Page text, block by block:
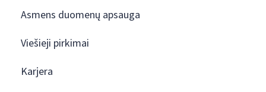
Asmens duomenų apsauga
Viešieji pirkimai
Karjera